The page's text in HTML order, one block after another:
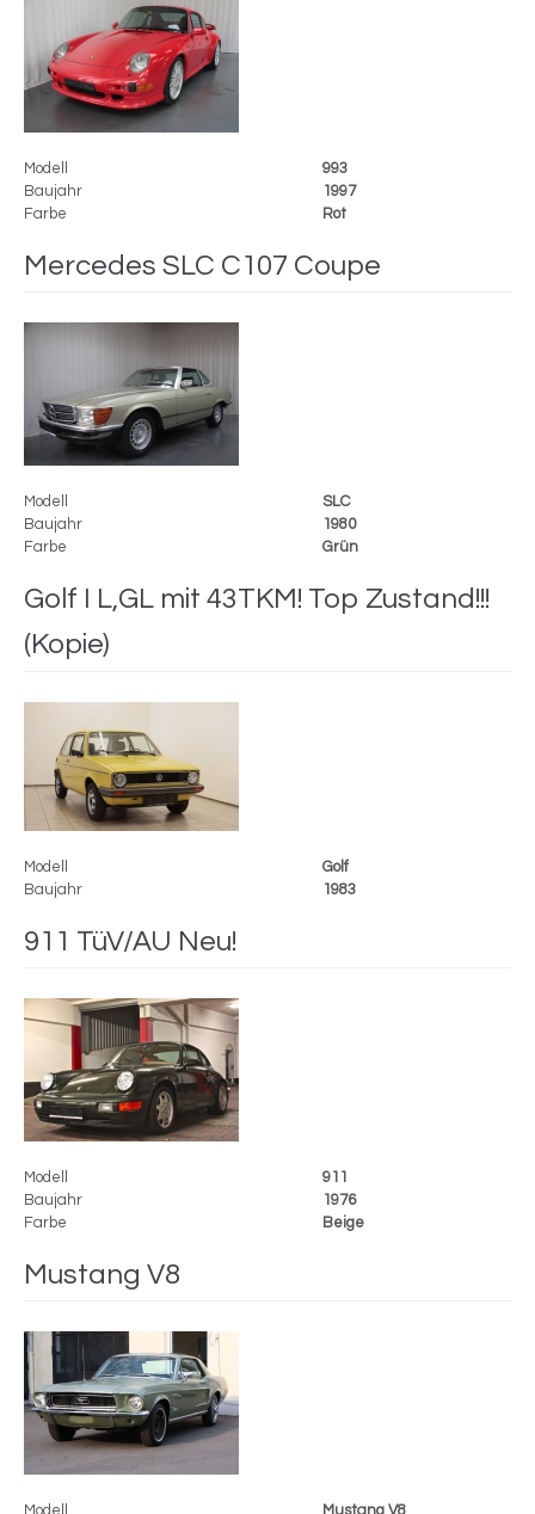
Modell
993
Baujahr
1997
Farbe
Rot
Mercedes SLC C107 Coupe
Modell
SLC
Baujahr
1980
Farbe
Grün
Golf I L,GL mit 43TKM! Top Zustand!!!
(Kopie)
Modell
Golf
Baujahr
1983
911 TüV/AU Neu!
Modell
911
Baujahr
1976
Farbe
Beige
Mustang V8